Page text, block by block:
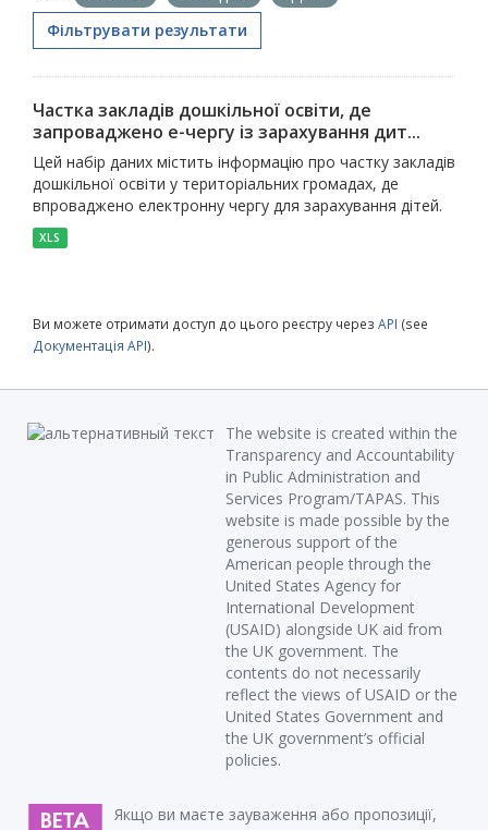
Фільтрувати результати
Частка закладів дошкільної освіти, де
запроваджено е-чергу із зарахування дит...
Цей набір даних містить інформацію про частку закладів
дошкільної освіти у територіальних громадах, де
впроваджено електронну чергу для зарахування дітей.
XLS
Ви можете отримати доступ до цього реєстру через API (see
Документація API).
The website is created within the
Transparency and Accountability
in Public Administration and
Services Program/TAPAS. This
website is made possible by the
generous support of the
American people through the
United States Agency for
International Development
(USAID) alongside UK aid from
the UK government. The
contents do not necessarily
reflect the views of USAID or the
United States Government and
the UK government’s official
policies.
Якщо ви маєте зауваження або пропозиції,